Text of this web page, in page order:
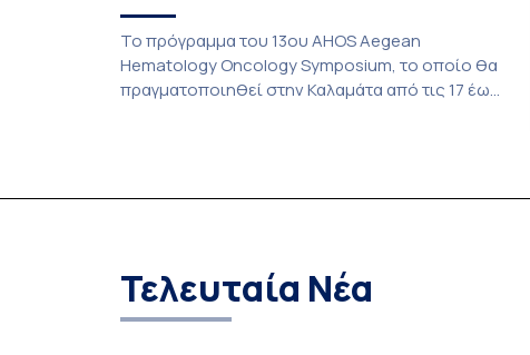
Το πρόγραμμα του 13ου AHOS Aegean
Hematology Oncology Symposium, το οποίο θα
πραγματοποιηθεί στην Καλαμάτα από τις 17 έως
Τελευταία Νέα